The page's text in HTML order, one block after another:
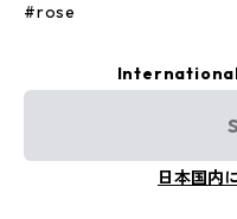
#rose
日本国内